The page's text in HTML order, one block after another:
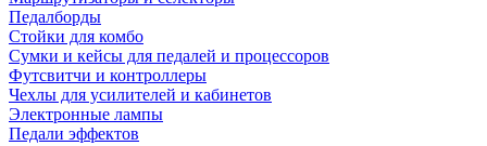
Педалборды
Стойки для комбо
Сумки и кейсы для педалей и процессоров
Футсвитчи и контроллеры
Чехлы для усилителей и кабинетов
Электронные лампы
Педали эффектов